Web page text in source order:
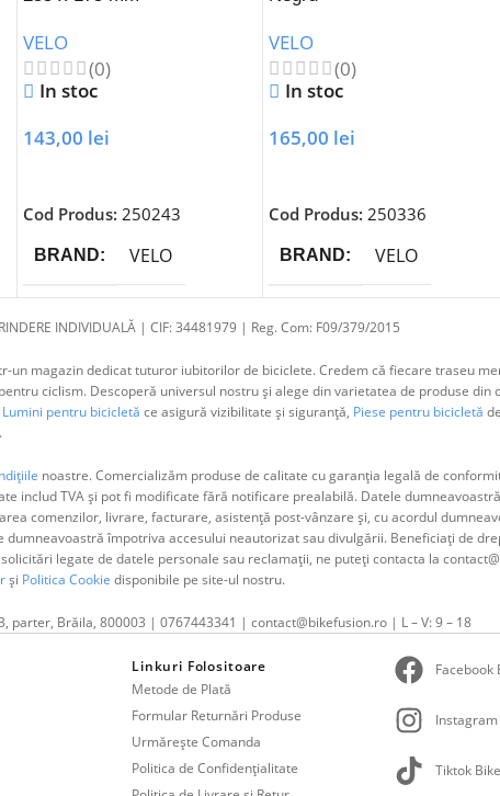
VELO
(0)
In stoc
143,00 lei
Cod Produs:250243
BRAND VELO
VELO
(0)
In stoc
165,00 lei
Cod Produs: 250336
BRAND VELO
INDIVIDUALĂ | CIF: 34481979 | Reg. Com: F09/379/2015
un magazin dedicat tuturor iubitorilor de biciclete. Credem că fiecare traseu
ciclism. Descoperă universul nostru și alege din varietatea de produse din
Lumini pentru bicicletă ce asigură vizibilitate și siguranță, Piese pentru bicicletă
noastre. Comercializăm produse de calitate cu garanția legală de
includ TVA și pot fi modificate fără notificare prealabilă. Datele
comenzilor, livrare, facturare, asistență post-vânzare și, cu acordul
împotriva accesului neautorizat sau divulgării. Beneficiați de
legate de datele personale sau reclamații, ne puteți contacta la
și Politica Cookie disponibile pe site-ul nostru.
parter, Brăila, 800003 | 0767443341 | contact@bikefusion.ro | L – V: 9 – 18
Linkuri Folositoare
Metode de Plată
Formular Returnări Produse
Urmărește Comanda
Politica de Confidențialitate
Facebook
Tiktok